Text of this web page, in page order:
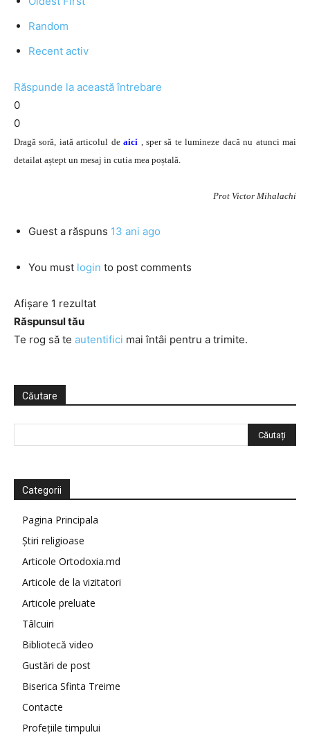
Random
Recent activ
Răspunde la această întrebare
0
0
Dragă soră, iată articolul deaici , sper să te lumineze dacă nu atunci mai
detailat aștept un mesaj in cutia mea poștală.
Prot Victor Mihalachi
Guest a răspuns 13 ani ago
You must login to post comments
Afișare 1 rezultat
Răspunsul tău
Te rog să te autentifici mai întâi pentru a trimite.
Căutare
Categorii
Pagina Principala
Știri religioase
Articole Ortodoxia.md
Articole de la vizitatori
Articole preluate
Tâlcuiri
Bibliotecă video
Gustări de post
Biserica Sfinta Treime
Contacte
Profețiile timpului